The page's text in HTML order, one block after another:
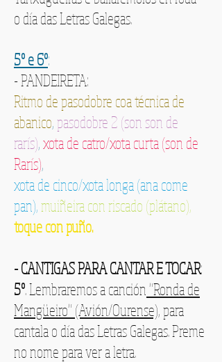
o día das Letras Galegas.
5º e 6º:
- PANDEIRETA:
Ritmo de pasodobre coa técnica de
abanico,pasodobre 2 (son son de
rarís),xota de catro/xota curta (son de
Rarís),
xota de cinco/xota longa (ana come
pan),muiñeira con riscado (plátano),
toque con puño.
- CANTIGAS PARA CANTAR E TOCAR:
5º. Lembraremos a canción "Ronda de
Mangüeiro" (Avión/Ourense), para
cantala o día das Letras Galegas.Preme
no nome para ver a letra.